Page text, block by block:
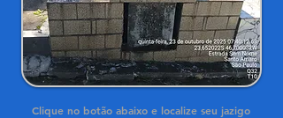
Clique no botão abaixo e localize seu jazigo